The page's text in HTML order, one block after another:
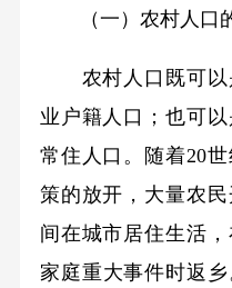
（一）农村人口
农村人口既可以
业户籍人口；也可
常住人口。随着20
策的放开，大量农
间在城市居住生活
家庭重大事件时返